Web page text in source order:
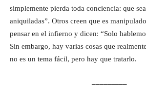
simplemente pierda toda conciencia: que
aniquiladas”. Otros creen que es
pensar en el infierno y dicen: “Solo
Sin embargo, hay varias cosas que
no es un tema fácil, pero hay que tratarlo.